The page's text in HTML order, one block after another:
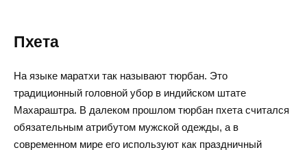
Пхета
На языке маратхи так называют тюрбан. Это
традиционный головной убор в индийском штате
Махараштра. В далеком прошлом тюрбан пхета считался
обязательным атрибутом мужской одежды, а в
современном мире его используют как праздничный